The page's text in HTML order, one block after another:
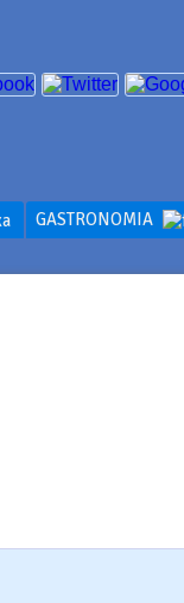
GASTRONOMIA